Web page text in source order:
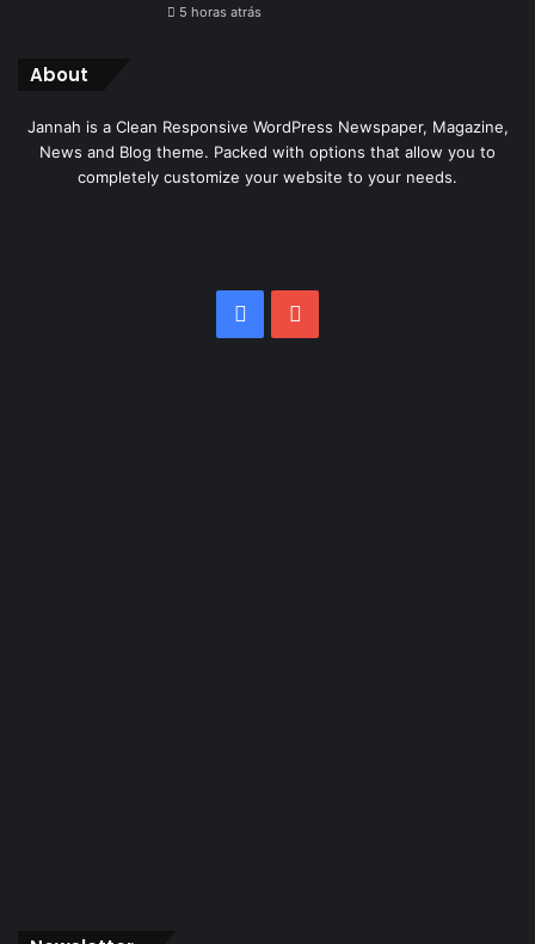
5 horas atrás
About
Jannah is a Clean Responsive WordPress Newspaper, Magazine,
News and Blog theme. Packed with options that allow you to
completely customize your website to your needs.
Facebook